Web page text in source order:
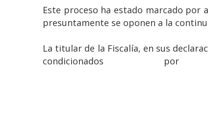
Este proceso ha estado marcado
presuntamente se oponen a la
La titular de la Fiscalía, en sus
condicionados